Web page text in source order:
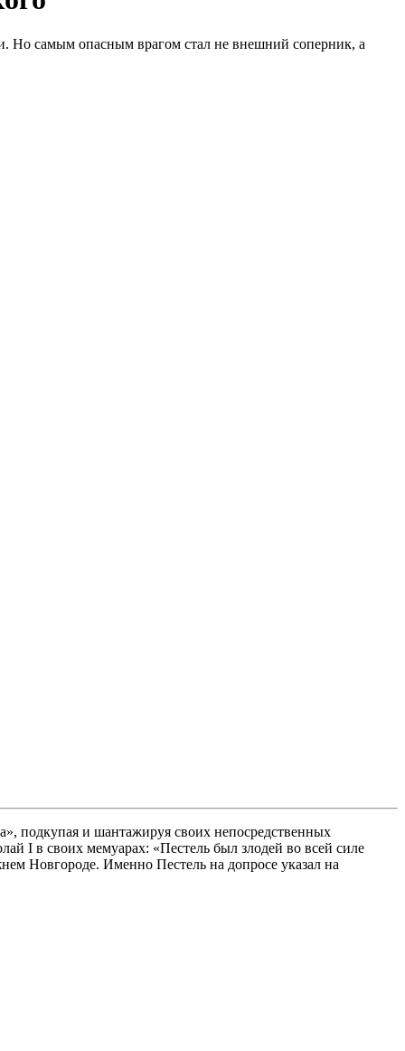
Но самым опасным врагом стал не внешний соперник, а
подкупая и шантажируя своих непосредственных
I в своих мемуарах: «Пестель был злодей во всей силе
Новгороде. Именно Пестель на допросе указал на